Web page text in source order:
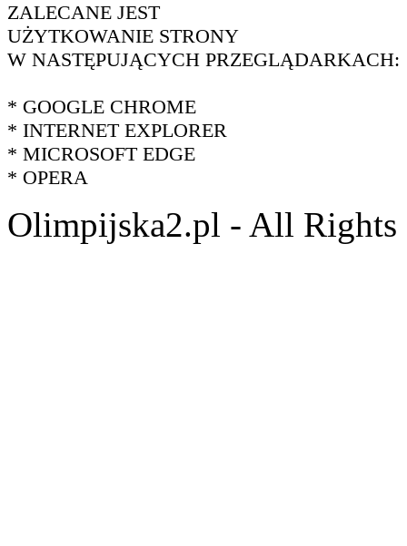
ZALECANE JEST
UŻYTKOWANIE STRONY
W NASTĘPUJĄCYCH PRZEGLĄDARKACH:
* GOOGLE CHROME
* INTERNET EXPLORER
* MICROSOFT EDGE
* OPERA
Olimpijska2.pl - All Rights